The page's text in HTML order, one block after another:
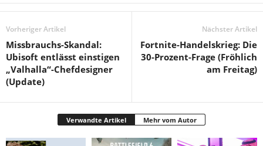
Vorheriger Artikel
Missbrauchs-Skandal:
Ubisoft entlässt einstigen
„Valhalla“-Chefdesigner
(Update)
Nächster Artikel
Fortnite-Handelskrieg: Die
30-Prozent-Frage (Fröhlich
am Freitag)
Verwandte Artikel Mehr vom Autor